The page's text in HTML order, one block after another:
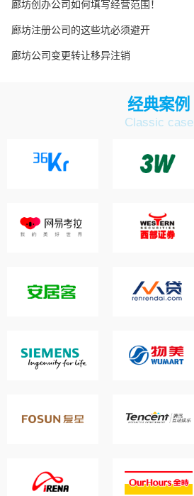
廊坊创办公司如何填写经营范围！
廊坊注册公司的这些坑必须避开
廊坊公司变更转让移异注销
经典案例
Classic case